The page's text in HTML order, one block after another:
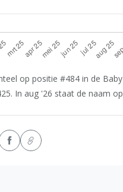
op positie #484 in de
In aug '26 staat de naam